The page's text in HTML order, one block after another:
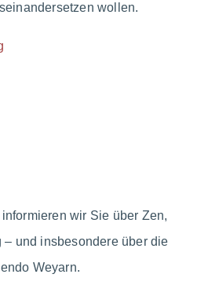
wollen.
wir Sie über Zen,
und insbesondere über die
Weyarn.